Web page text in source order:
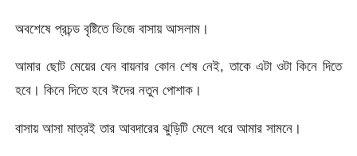
অবশেষে প্রচন্ড বৃষ্টিতে ভিজে বাসায় আসলাম।
আমার ছোট মেয়ের যেন বায়নার কোন শেষ নেই, তাকে এটা ওটা কিনে দিতে
হবে। কিনে দিতে হবে ঈদের নতুন পোশাক।
বাসায় আসা মাত্রই তার আবদারের ঝুড়িটি মেলে ধরে আমার সামনে।